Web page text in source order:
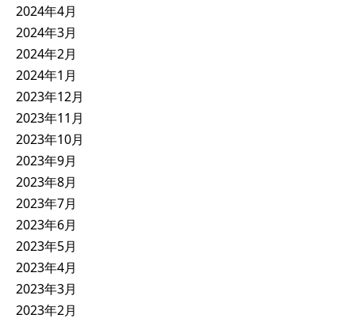
2024年4月
2024年3月
2024年2月
2024年1月
2023年12月
2023年11月
2023年10月
2023年9月
2023年8月
2023年7月
2023年6月
2023年5月
2023年4月
2023年3月
2023年2月